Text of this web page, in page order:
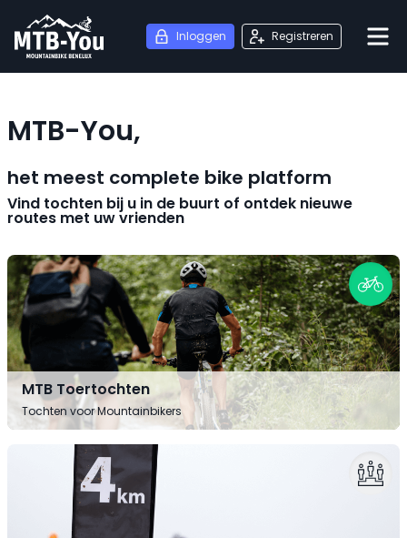
Inloggen Registreren
MTB-You,
het meest complete bike platform
Vind tochten bij u in de buurt of ontdek nieuwe
routes met uw vrienden
MTB Toertochten
Tochten voor Mountainbikers